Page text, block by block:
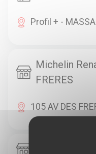
Profil + -
Michelin
FRERES
105 AV DES
Michelin